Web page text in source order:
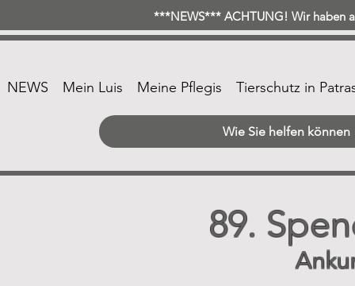
***NEWS*** ACHTUNG! Wir haben
NEWS Mein Luis Meine Pflegis Tierschutz in
Wie Sie helfen können
89.